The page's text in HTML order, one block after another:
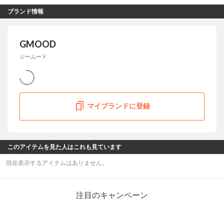
ブランド情報
GMOOD
ジームード
マイブランドに登録
このアイテムを見た人はこれも見ています
現在表示するアイテムはありません。
注目のキャンペーン